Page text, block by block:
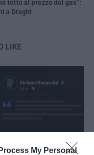
My Personal
tetto al prezzo del gas”:
a Draghi
LIKE